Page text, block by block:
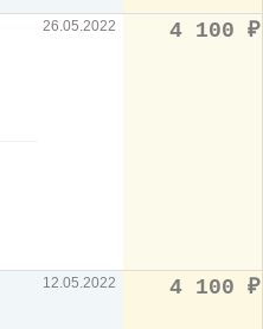
26.05.2022 4 100 ₽
12.05.2022 4 100 ₽